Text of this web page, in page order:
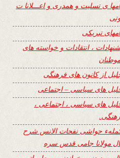
ی تسلیت و همدری و اعـــلانا ت
تبریکی
، انتقادات و خواسته های
از کانون های فرهنگی
های سیاسی – اجتماعی
های سیاسی ، اجتماعی ،
حواشی نفحات الانس شرح
مولانا جامی قدس سره